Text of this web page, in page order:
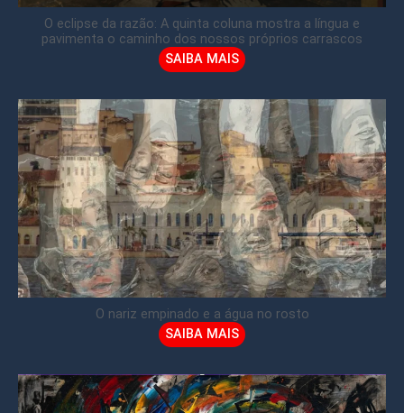
O eclipse da razão: A quinta coluna mostra a língua e
pavimenta o caminho dos nossos próprios carrascos
SAIBA MAIS
O nariz empinado e a água no rosto
SAIBA MAIS